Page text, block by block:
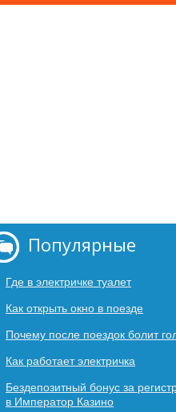
Популярные
Где в электричке туалет
Как открыть окно в поезде
Почему после поездок болит
Как работает электричка
Бездепозитный бонус за
в Император Казино